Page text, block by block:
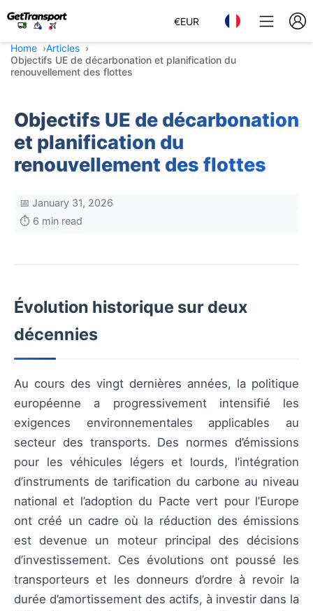
€EUR
Home
Articles
Objectifs UE de décarbonation et planification du
renouvellement des flottes
Objectifs UE de décarbonation
et planification du
renouvellement des flottes
📅 January 31, 2026
⏱️ 6 min read
Évolution historique sur deux
décennies
Au cours des vingt dernières années, la politique
européenne a progressivement intensifié les
exigences environnementales applicables au
secteur des transports. Des normes d’émissions
pour les véhicules légers et lourds, l’intégration
d’instruments de tarification du carbone au niveau
national et l’adoption du Pacte vert pour l’Europe
ont créé un cadre où la réduction des émissions
est devenue un moteur principal des décisions
d’investissement. Ces évolutions ont poussé les
transporteurs et les donneurs d’ordre à revoir la
durée d’amortissement des actifs, à investir dans la